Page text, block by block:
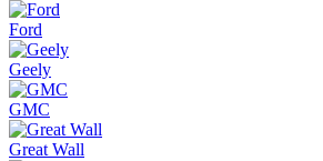
Ford
Geely
GMC
Great Wall